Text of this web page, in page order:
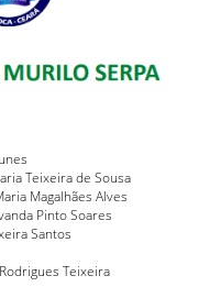
Teixeira de Sousa
Magalhães Alves
Pinto Soares
Santos
Teixeira